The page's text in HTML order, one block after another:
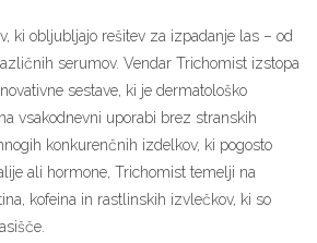
ki obljubljajo rešitev za izpadanje las – od
serumov. Vendar Trichomist izstopa
sestave, ki je dermatološko
vsakodnevni uporabi brez stranskih
konkurenčnih izdelkov, ki pogosto
ali hormone, Trichomist temelji na
kofeina in rastlinskih izvlečkov, ki so